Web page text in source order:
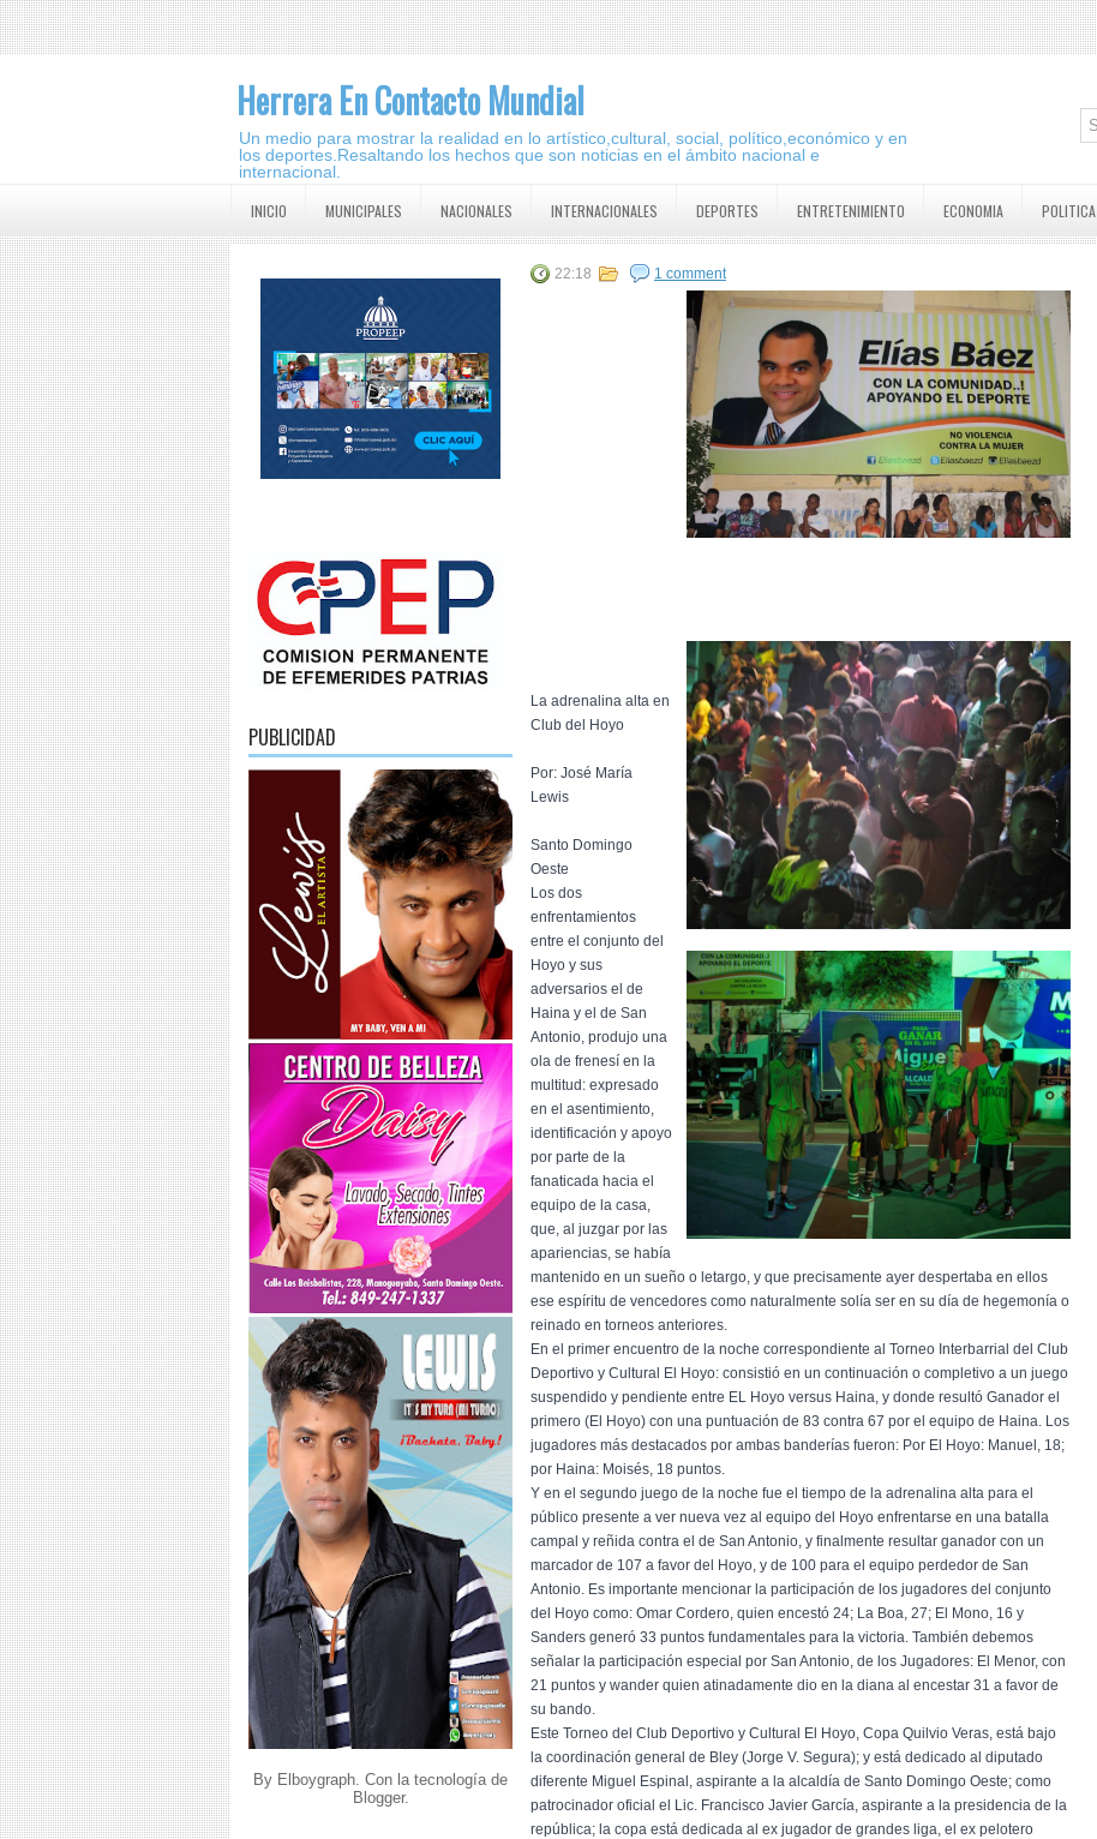
Herrera En Contacto Mundial
Un medio para mostrar la realidad en lo artístico,cultural, social, político,económico y en
los deportes.Resaltando los hechos que son noticias en el ámbito nacional e
internacional.
INICIO MUNICIPALES NACIONALES INTERNACIONALES DEPORTES ENTRETENIMIENTO ECONOMIA POLITICA
PUBLICIDAD
By Elboygraph. Con la tecnología de
Blogger.
22:18 1 comment
La adrenalina alta en
Club del Hoyo
Por: José María
Lewis
Santo Domingo
Oeste
Los dos
enfrentamientos
entre el conjunto del
Hoyo y sus
adversarios el de
Haina y el de San
Antonio, produjo una
ola de frenesí en la
multitud: expresado
en e l asentimiento,
identificación y apoyo
por parte de la
fanaticada hacia el
equipo de la casa,
que, al juzgar por las
apariencias, se había
mantenido en un sueño o letargo, y que precisamente ayer despertaba en ellos
ese espíritu de vencedores como naturalmente solía ser en su día de hegemonía o
reinado en torneos anteriores.
En el primer encuentro de la noche correspondiente al Torneo Interbarrial del Club
Deportivo y Cultural El Hoyo: consistió en un continuación o completivo a un juego
suspendido y pendiente entre EL Hoyo versus Haina, y donde resultó Ganador el
primero (El Hoyo) con una puntuación de 83 contra 67 por el equipo de Haina. Los
jugadores más destacados por ambas banderías fueron: Por El Hoyo: Manuel, 18;
por Haina: Moisés, 18 puntos.
Y en el segundo juego de la noche fue el tiempo de la adrenalina alta para el
público presente a ver nueva vez al equipo del Hoyo enfrentarse en una batalla
campal y reñida contra el de San Antonio, y finalmente resultar ganador con un
marcador de 107 a favor del Hoyo, y de 100 para el equipo perdedor de San
Antonio. Es importante mencionar la participación de los jugadores del conjunto
del Hoyo como: Omar Cordero, quien encestó 24; La Boa, 27; El Mono, 16 y
Sanders generó 33 puntos fundamentales para la victoria. También debemos
señalar la participación especial por San Antonio, de los Jugadores: El Menor, con
21 puntos y wander quien atinadamente dio en la diana al encestar 31 a favor de
su bando.
Este Torneo del Club Deportivo y Cultural El Hoyo, Copa Quilvio Veras, está bajo
la coordinación general de Bley (Jorge V. Segura); y está dedicado al diputado
diferente Miguel Espinal, aspirante a la alcaldía de Santo Domingo Oeste; como
patrocinador oficial el Lic. Francisco Javier García, aspirante a la presidencia de la
república; la copa está dedicada al ex jugador de grandes liga, el ex pelotero